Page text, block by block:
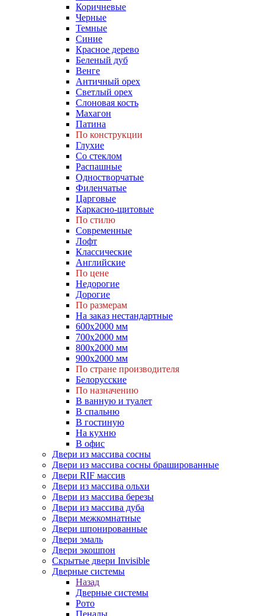
Коричневые
Черные
Темные
Синие
Красное дерево
Беленый дуб
Венге
Античный орех
Светлый орех
Слоновая кость
Махагон
Патина
По конструкции
Глухие
Со стеклом
Распашные
Одностворчатые
Филенчатые
Царговые
Каркасно-щитовые
По стилю
Современные
Лофт
Классические
Английские
По цене
Недорогие
Дорогие
По размерам
На заказ нестандартные
600х2000 мм
700х2000 мм
800х2000 мм
900х2000 мм
По стране производителя
Белорусские
По назначению
В ванную и туалет
В спальню
В гостиную
На кухню
В офис
Двери из массива сосны
Двери из массива сосны брашированные
Двери RIF массив
Двери из массива ольхи
Двери из массива березы
Двери из массива дуба
Двери межкомнатные
Двери шпонированные
Двери эмаль
Двери экошпон
Скрытые двери Invisible
Дверные системы
Назад
Дверные системы
Рото
Пеналы